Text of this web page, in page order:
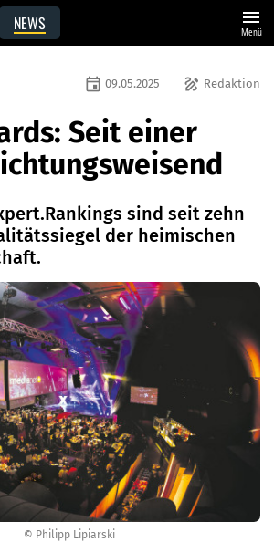
NEWS menu
Menü
© Philipp Lipiarski
draw Redaktion
event 09.05.2025
Seit einer
sind seit zehn
der heimischen